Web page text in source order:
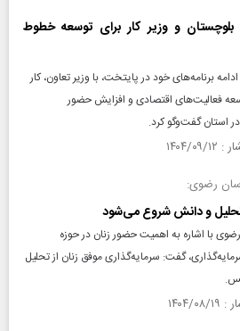
بلوچستان و وزیر کار برای توسعه خطوط
برنامه‌های خود در پایتخت، با وزیر تعاون، کار
فعالیت‌های اقتصادی و افزایش حضور
استان گفت‌و‌گو کرد.
رضوی:
تحلیل و دانش شروع می‌شود
با اشاره به اهمیت حضور زنان در حوزه
گفت: سرمایه‌گذاری موفق زنان از تحلیل